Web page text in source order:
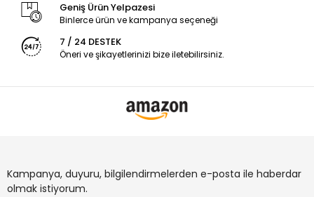
Geniş Ürün Yelpazesi
Binlerce ürün ve kampanya seçeneği
7 / 24 DESTEK
Öneri ve şikayetlerinizi bize iletebilirsiniz.
Kampanya, duyuru, bilgilendirmelerden e-posta ile haberdar
olmak istiyorum.